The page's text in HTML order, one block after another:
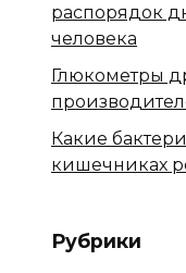
распорядок
человека
Глюкометры
Какие
кишечниках
Рубрики